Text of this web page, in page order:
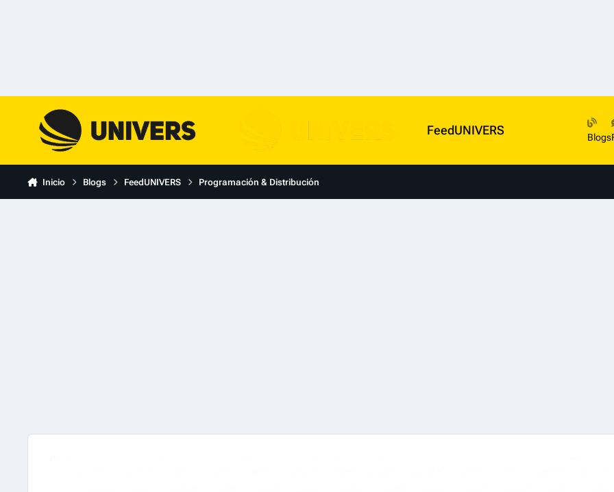
FeedUNIVERS Blogs
Inicio Blogs FeedUNIVERS Programación & Distribución